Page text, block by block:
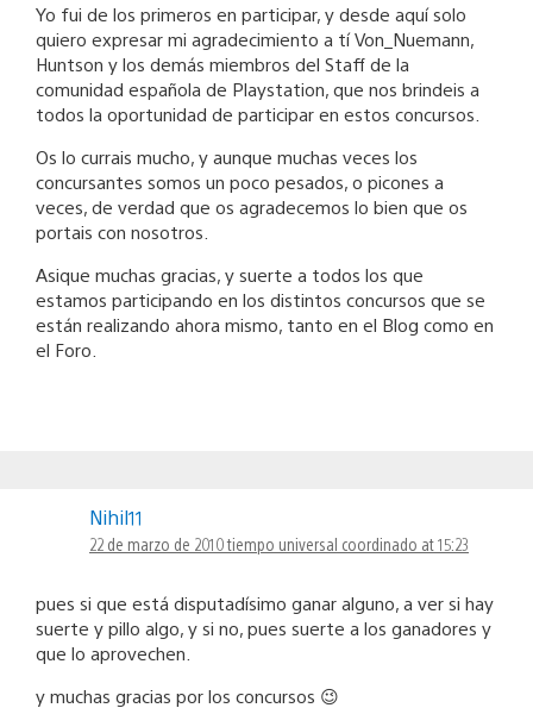
Yo fui de los primeros en participar, y desde aquí solo
quiero expresar mi agradecimiento a tí Von_Nuemann,
Huntson y los demás miembros del Staff de la
comunidad española de Playstation, que nos brindeis a
todos la oportunidad de participar en estos concursos.
Os lo currais mucho, y aunque muchas veces los
concursantes somos un poco pesados, o picones a
veces, de verdad que os agradecemos lo bien que os
portais con nosotros.
Asique muchas gracias, y suerte a todos los que
estamos participando en los distintos concursos que se
están realizando ahora mismo, tanto en el Blog como en
el Foro.
Nihil11
22 de marzo de 2010 tiempo universal coordinado at 15:23
pues si que está disputadísimo ganar alguno, a ver si hay
suerte y pillo algo, y si no, pues suerte a los ganadores y
que lo aprovechen.
y muchas gracias por los concursos 😉